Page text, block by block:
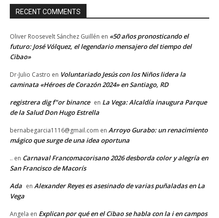
RECENT COMMENTS
Oliver Roosevelt Sánchez Guillén en «50 años pronosticando el
futuro: José Vólquez, el legendario mensajero del tiempo del
Cibao»
Dr-Julio Castro en Voluntariado Jesús con los Niños lidera la
caminata «Héroes de Corazón 2024» en Santiago, RD
registrera dig f"or binance en La Vega: Alcaldía inaugura Parque
de la Salud Don Hugo Estrella
bernabegarcia1116@gmail.com en Arroyo Gurabo: un renacimiento
mágico que surge de una idea oportuna
.. en Carnaval Francomacorisano 2026 desborda color y alegría en
San Francisco de Macorís
Ada en Alexander Reyes es asesinado de varias puñaladas en La
Vega
Angela en Explican por qué en el Cibao se habla con la i en campos